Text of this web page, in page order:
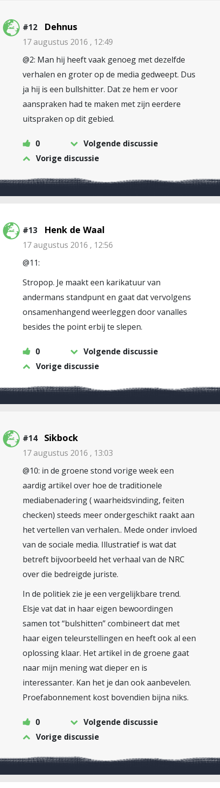
#12 Dehnus
17 augustus 2016 , 12:49
@2: Man hij heeft vaak genoeg met dezelfde
verhalen en groter op de media gedweept. Dus
ja hij is een bullshitter. Dat ze hem er voor
aanspraken had te maken met zijn eerdere
uitspraken op dit gebied.
0
Volgende discussie
Vorige discussie
#13 Henk de Waal
17 augustus 2016 , 12:56
@11:
Stropop. Je maakt een karikatuur van
andermans standpunt en gaat dat vervolgens
onsamenhangend weerleggen door vanalles
besides the point erbij te slepen.
0
Volgende discussie
Vorige discussie
#14 Sikbock
17 augustus 2016 , 13:03
@10: in de groene stond vorige week een
aardig artikel over hoe de traditionele
mediabenadering ( waarheidsvinding, feiten
checken) steeds meer ondergeschikt raakt aan
het vertellen van verhalen.. Mede onder invloed
van de sociale media. Illustratief is wat dat
betreft bijvoorbeeld het verhaal van de NRC
over die bedreigde juriste.
In de politiek zie je een vergelijkbare trend.
Elsje vat dat in haar eigen bewoordingen
samen tot “bulshitten” combineert dat met
haar eigen teleurstellingen en heeft ook al een
oplossing klaar. Het artikel in de groene gaat
naar mijn mening wat dieper en is
interessanter. Kan het je dan ook aanbevelen.
Proefabonnement kost bovendien bijna niks.
0
Volgende discussie
Vorige discussie